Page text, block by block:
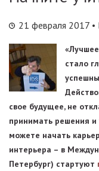
21 февраля 2017
стало
свое будущее, не
принимать решения
можете начать
интерьера – в
Петербург) стартуют